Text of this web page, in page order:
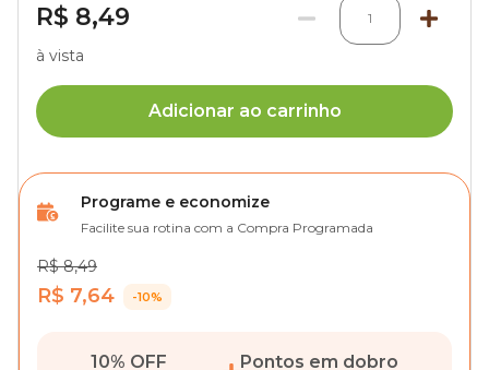
R$ 8,49 1
à vista
Adicionar ao carrinho
Programe e economize
Facilite sua rotina com a Compra Programada
R$ 8,49
R$ 7,64 -10%
10% OFF Pontos em dobro